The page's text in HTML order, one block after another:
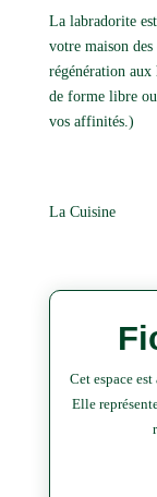
La labradorite
votre maison
régénération
de forme libre
vos affinités.)
La Cuisine
Cet espace
Elle